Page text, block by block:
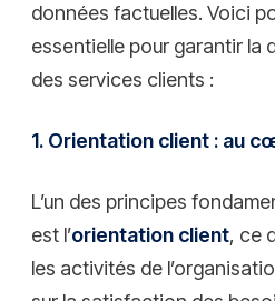
données factuelles. Voici
essentielle pour garantir la
des services clients :
1. Orientation client : au
L’un des principes
est l’orientation client, ce
les activités de